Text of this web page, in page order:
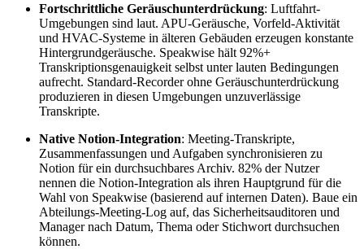
Fortschrittliche Geräuschunterdrückung: Luftfahrt-
Umgebungen sind laut. APU-Geräusche, Vorfeld-Aktivität
und HVAC-Systeme in älteren Gebäuden erzeugen konstante
Hintergrundgeräusche. Speakwise hält 92%+
Transkriptionsgenauigkeit selbst unter lauten Bedingungen
aufrecht. Standard-Recorder ohne Geräuschunterdrückung
produzieren in diesen Umgebungen unzuverlässige
Transkripte.
Native Notion-Integration: Meeting-Transkripte,
Zusammenfassungen und Aufgaben synchronisieren zu
Notion für ein durchsuchbares Archiv. 82% der Nutzer
nennen die Notion-Integration als ihren Hauptgrund für die
Wahl von Speakwise (basierend auf internen Daten). Baue ein
Abteilungs-Meeting-Log auf, das Sicherheitsauditoren und
Manager nach Datum, Thema oder Stichwort durchsuchen
können.